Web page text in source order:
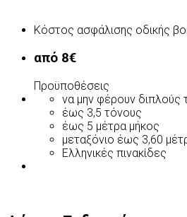
Κόστος ασφάλισης οδικής
από 8€
Προϋποθέσεις
να μην φέρουν διπλούς
έως 3,5 τόνους
έως 5 μέτρα μήκος
μεταξόνιο έως 3,60
Ελληνικές πινακίδες